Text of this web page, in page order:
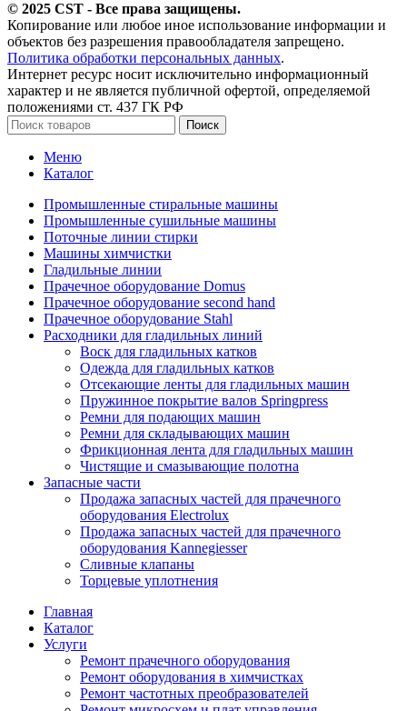
© 2025 CST - Все права защищены.
Копирование или любое иное использование информации и
объектов без разрешения правообладателя запрещено.
Политика обработки персональных данных.
Интернет ресурс носит исключительно информационный
характер и не является публичной офертой, определяемой
положениями ст. 437 ГК РФ
Поиск
Меню
Каталог
Промышленные стиральные машины
Промышленные сушильные машины
Поточные линии стирки
Машины химчистки
Гладильные линии
Прачечное оборудование Domus
Прачечное оборудование second hand
Прачечное оборудование Stahl
Расходники для гладильных линий
Воск для гладильных катков
Одежда для гладильных катков
Отсекающие ленты для гладильных машин
Пружинное покрытие валов Springpress
Ремни для подающих машин
Ремни для складывающих машин
Фрикционная лента для гладильных машин
Чистящие и смазывающие полотна
Запасные части
Продажа запасных частей для прачечного
оборудования Electrolux
Продажа запасных частей для прачечного
оборудования Kannegiesser
Сливные клапаны
Торцевые уплотнения
Главная
Каталог
Услуги
Ремонт прачечного оборудования
Ремонт оборудования в химчистках
Ремонт частотных преобразователей